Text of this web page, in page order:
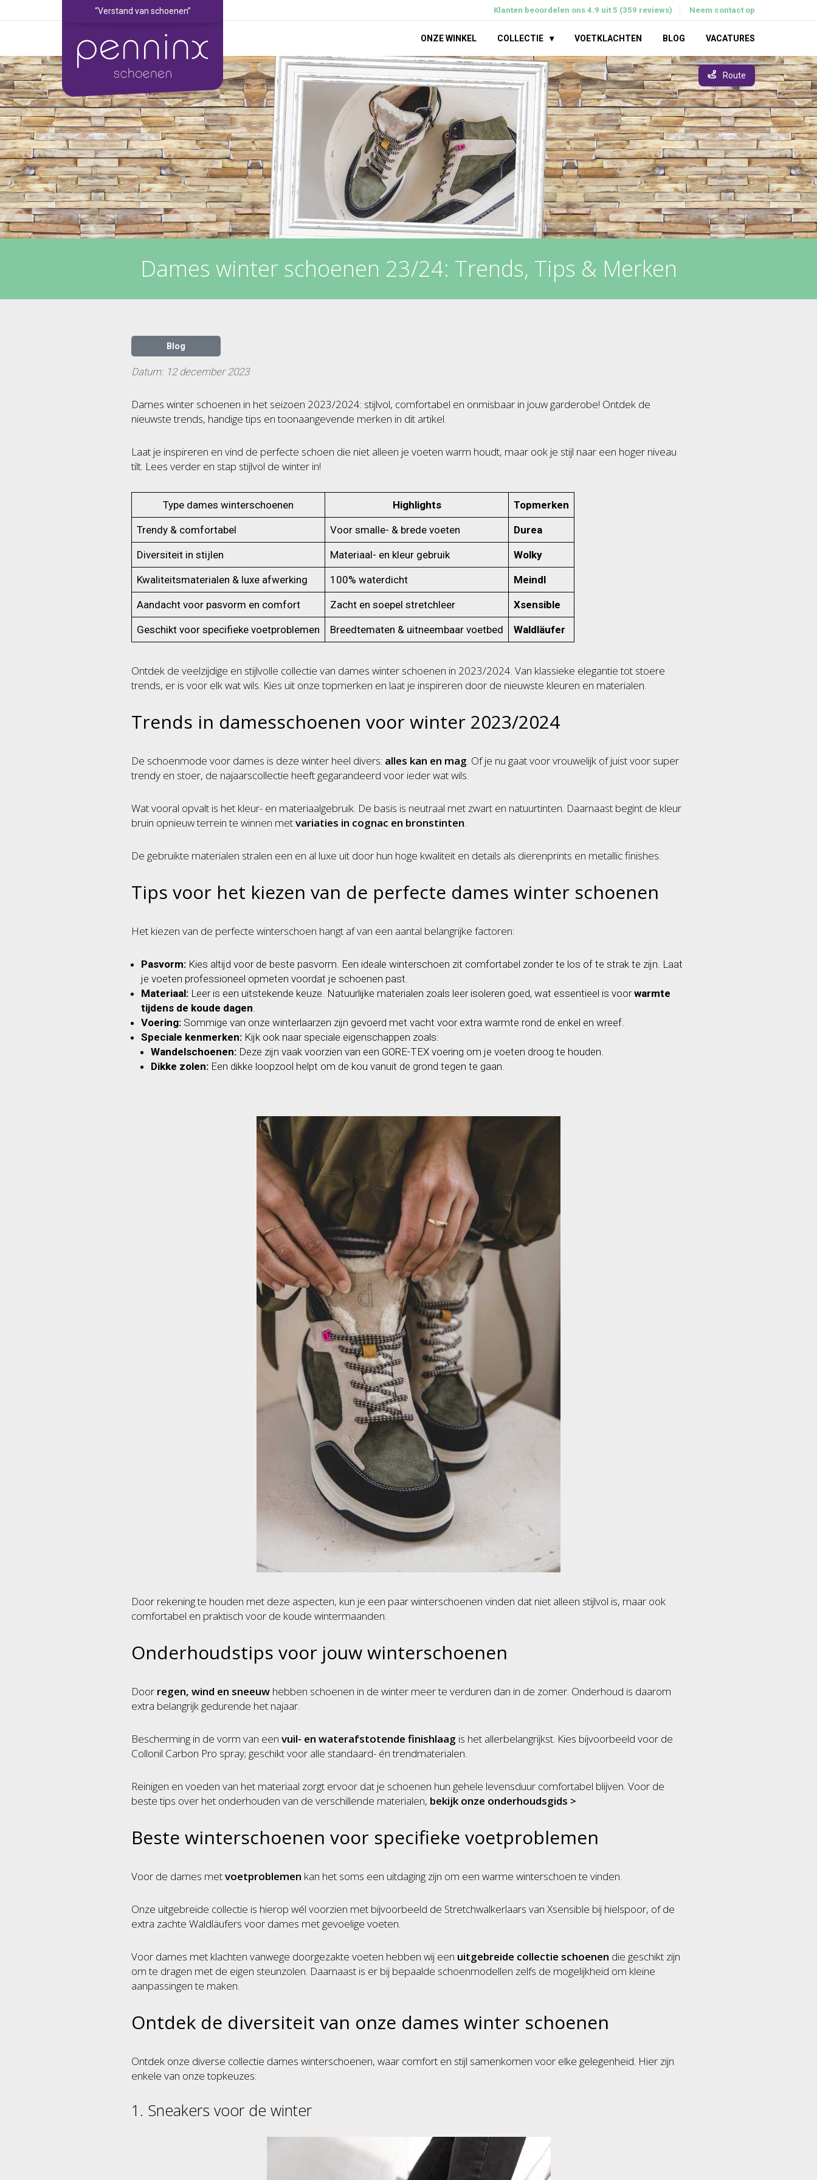
Klanten beoordelen ons 4.9 uit 5 (359 reviews) Neem contact op
“Verstand van schoenen”
ONZE WINKEL COLLECTIE VOETKLACHTEN BLOG VACATURES
Route
Dames winter schoenen 23/24: Trends, Tips & Merken
Blog
Datum: 12 december 2023
Dames winter schoenen in het seizoen 2023/2024: stijlvol, comfortabel en onmisbaar in jouw garderobe! Ontdek de
nieuwste trends, handige tips en toonaangevende merken in dit artikel.
Laat je inspireren en vind de perfecte schoen die niet alleen je voeten warm houdt, maar ook je stijl naar een hoger niveau
tilt. Lees verder en stap stijlvol de winter in!
Type dames winterschoenen Highlights Topmerken
Trendy & comfortabel Voor smalle- & brede voeten Durea
Diversiteit in stijlen Materiaal- en kleur gebruik Wolky
Kwaliteitsmaterialen & luxe afwerking 100% waterdicht Meindl
Aandacht voor pasvorm en comfort Zacht en soepel stretchleer Xsensible
Geschikt voor specifieke voetproblemen Breedtematen & uitneembaar voetbed Waldläufer
Ontdek de veelzijdige en stijlvolle collectie van dames winter schoenen in 2023/2024. Van klassieke elegantie tot stoere
trends, er is voor elk wat wils. Kies uit onze topmerken en laat je inspireren door de nieuwste kleuren en materialen.
Trends in damesschoenen voor winter 2023/2024
De schoenmode voor dames is deze winter heel divers: alles kan en mag. Of je nu gaat voor vrouwelijk of juist voor super
trendy en stoer, de najaarscollectie heeft gegarandeerd voor ieder wat wils.
Wat vooral opvalt is het kleur- en materiaalgebruik. De basis is neutraal met zwart en natuurtinten. Daarnaast begint de kleur
bruin opnieuw terrein te winnen metvariaties in cognac en bronstinten.
De gebruikte materialen stralen een en al luxe uit door hun hoge kwaliteit en details als dierenprints en metallic finishes.
Tips voor het kiezen van de perfecte dames winter schoenen
Het kiezen van de perfecte winterschoen hangt af van een aantal belangrijke factoren:
Pasvorm: Kies altijd voor de beste pasvorm. Een ideale winterschoen zit comfortabel zonder te los of te strak te zijn. Laat
je voeten professioneel opmeten voordat je schoenen past.
Materiaal: Leer is een uitstekende keuze. Natuurlijke materialen zoals leer isoleren goed, wat essentieel is voorwarmte
tijdens de koude dagen.
Voering: Sommige van onze winterlaarzen zijn gevoerd met vacht voor extra warmte rond de enkel en wreef.
Speciale kenmerken: Kijk ook naar speciale eigenschappen zoals:
Wandelschoenen: Deze zijn vaak voorzien van een GORE-TEX voering om je voeten droog te houden.
Dikke zolen: Een dikke loopzool helpt om de kou vanuit de grond tegen te gaan.
Door rekening te houden met deze aspecten, kun je een paar winterschoenen vinden dat niet alleen stijlvol is, maar ook
comfortabel en praktisch voor de koude wintermaanden.
Onderhoudstips voor jouw winterschoenen
Door regen, wind en sneeuw hebben schoenen in de winter meer te verduren dan in de zomer. Onderhoud is daarom
extra belangrijk gedurende het najaar.
Bescherming in de vorm van een vuil- en waterafstotende finishlaag is het allerbelangrijkst. Kies bijvoorbeeld voor de
Collonil Carbon Pro spray; geschikt voor alle standaard- én trendmaterialen.
Reinigen en voeden van het materiaal zorgt ervoor dat je schoenen hun gehele levensduur comfortabel blijven. Voor de
beste tips over het onderhouden van de verschillende materialen, bekijk onze onderhoudsgids >
Beste winterschoenen voor specifieke voetproblemen
Voor de dames metvoetproblemen kan het soms een uitdaging zijn om een warme winterschoen te vinden.
Onze uitgebreide collectie is hierop wél voorzien met bijvoorbeeld de Stretchwalkerlaars van Xsensible bij hielspoor, of de
extra zachte Waldläufers voor dames met gevoelige voeten.
Voor dames met klachten vanwege doorgezakte voeten hebben wij een uitgebreide collectie schoenen die geschikt zijn
om te dragen met de eigen steunzolen. Daarnaast is er bij bepaalde schoenmodellen zelfs de mogelijkheid om kleine
aanpassingen te maken.
Ontdek de diversiteit van onze dames winter schoenen
Ontdek onze diverse collectie dames winterschoenen, waar comfort en stijl samenkomen voor elke gelegenheid. Hier zijn
enkele van onze topkeuzes:
1. Sneakers voor de winter